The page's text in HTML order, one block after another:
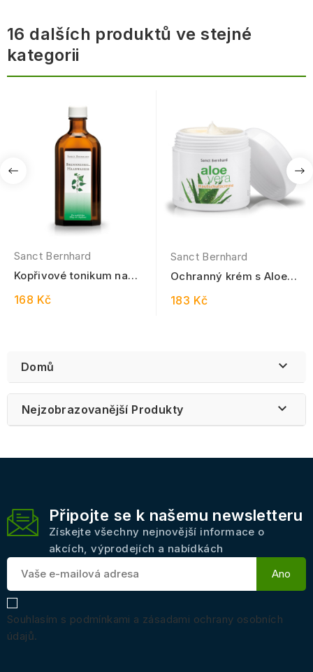
16 dalších produktů ve stejné
kategorii
Sanct Bernhard
Kopřivové tonikum na
168 Kč
Sanct Bernhard
Ochranný krém s Aloe
183 Kč
Domů 
Nejzobrazovanější Produkty 
Připojte se k našemu newsletteru
Získejte všechny nejnovější informace o
akcích, výprodejích a nabídkách
Souhlasím s podmínkami a zásadami ochrany osobních
údajů.